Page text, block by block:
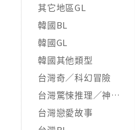
其它地區GL
韓國BL
韓國GL
韓國其他類型
台灣奇／科幻冒險
台灣驚悚推理／神怪靈異
台灣戀愛故事